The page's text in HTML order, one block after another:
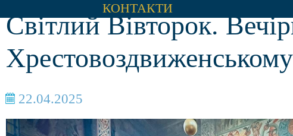
КОНТАКТИ
Світлий Вівторок.
22.04.2025